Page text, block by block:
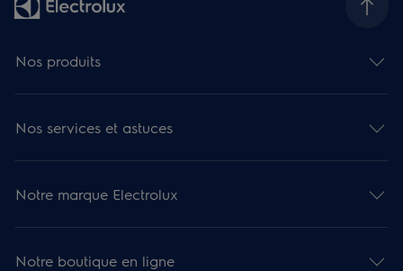
Nos produits
Nos services et astuces
Notre marque Electrolux
Notre boutique en ligne